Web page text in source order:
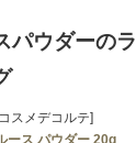
パウダーのラ
スメデコルテ]
ース パウダー 20g